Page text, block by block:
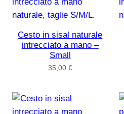
Cesto in sisal naturale
intrecciato a mano –
Small
35,00 €